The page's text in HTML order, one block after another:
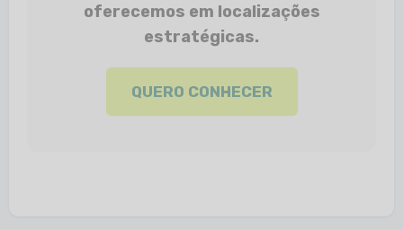
oferecemos em localizações
estratégicas.
QUERO CONHECER